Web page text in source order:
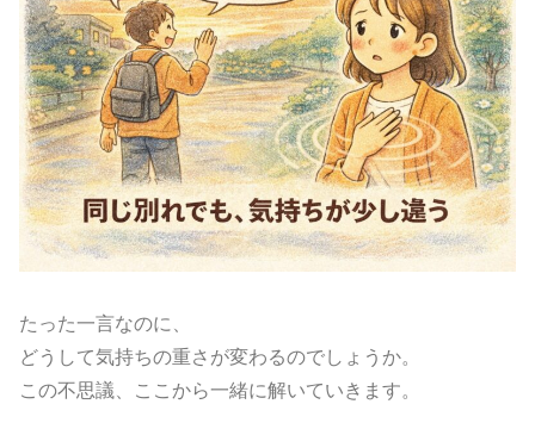
たった一言なのに、
どうして気持ちの重さが変わるのでしょうか。
この不思議、ここから一緒に解いていきます。